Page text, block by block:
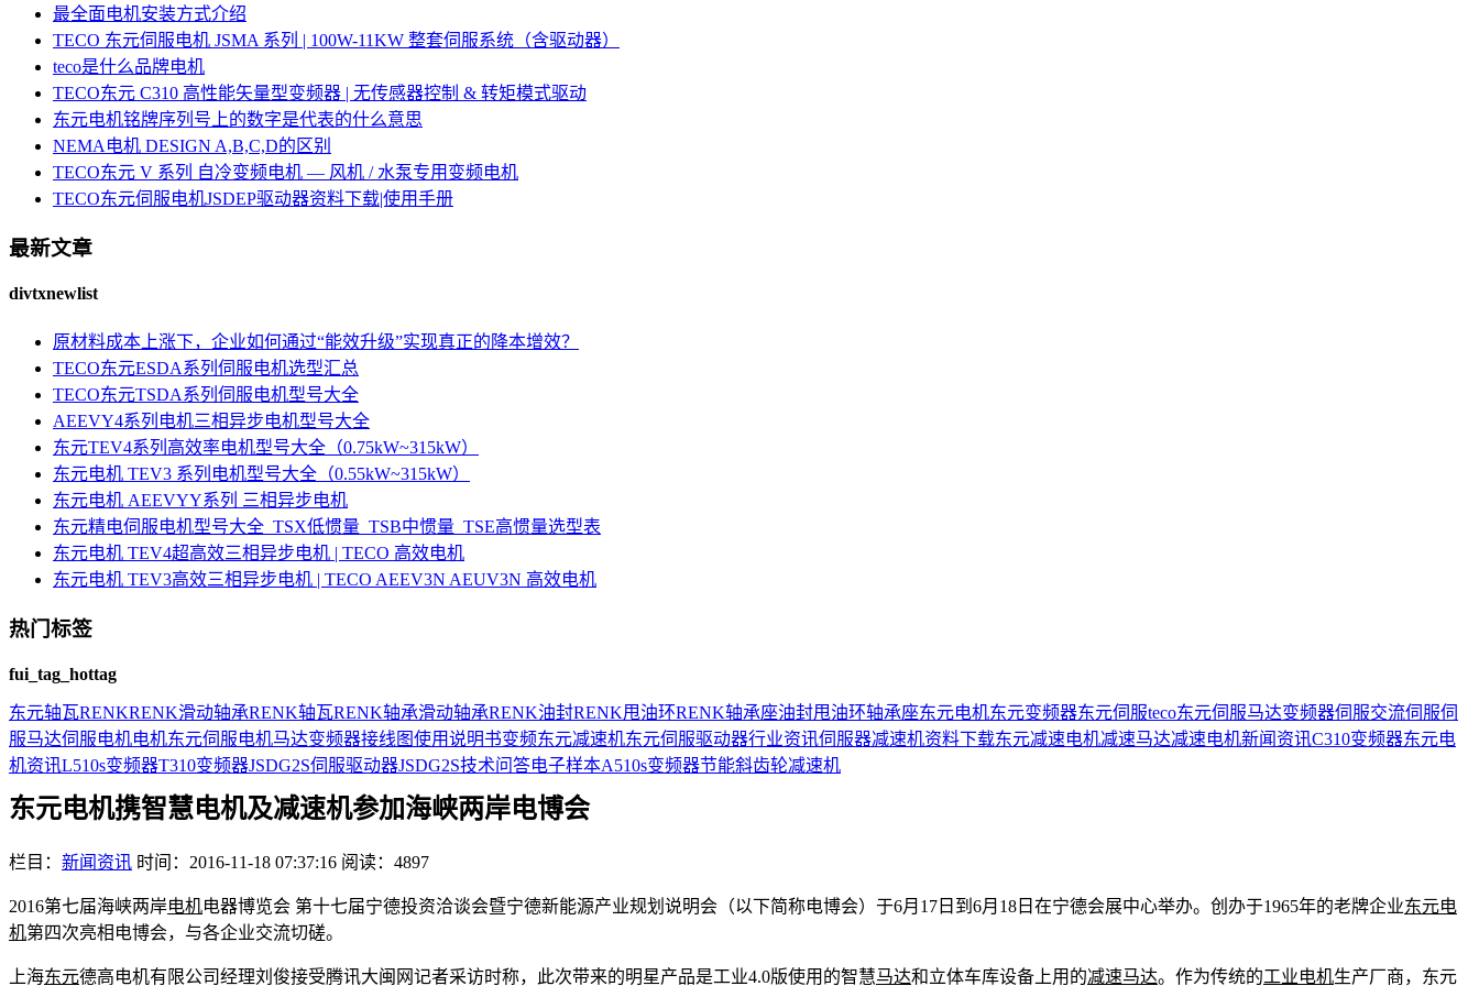
最全面电机安装方式介绍
TECO 东元伺服电机 JSMA 系列 | 100W-11KW 整套伺服系统（含驱动器）
teco是什么品牌电机
TECO东元 C310 高性能矢量型变频器 | 无传感器控制 & 转矩模式驱动
东元电机铭牌序列号上的数字是代表的什么意思
NEMA电机 DESIGN A,B,C,D的区别
TECO东元 V 系列 自冷变频电机 — 风机 / 水泵专用变频电机
TECO东元伺服电机JSDEP驱动器资料下载|使用手册
最新文章
divtxnewlist
原材料成本上涨下，企业如何通过“能效升级”实现真正的降本增效？
TECO东元ESDA系列伺服电机选型汇总
TECO东元TSDA系列伺服电机型号大全
AEEVY4系列电机三相异步电机型号大全
东元TEV4系列高效率电机型号大全（0.75kW~315kW）
东元电机 TEV3 系列电机型号大全（0.55kW~315kW）
东元电机 AEEVYY系列 三相异步电机
东元精电伺服电机型号大全_TSX低惯量_TSB中惯量_TSE高惯量选型表
东元电机 TEV4超高效三相异步电机 | TECO 高效电机
东元电机 TEV3高效三相异步电机 | TECO AEEV3N AEUV3N 高效电机
热门标签
fui_tag_hottag
东元轴瓦RENKRENK滑动轴承RENK轴瓦RENK轴承滑动轴承RENK油封RENK甩油环RENK轴承座油封甩油环轴承座东元电机东元变频器东元伺服teco东元伺服马达变频器伺服交流伺服伺
服马达伺服电机电机东元伺服电机马达变频器接线图使用说明书变频东元减速机东元伺服驱动器行业资讯伺服器减速机资料下载东元减速电机减速马达减速电机新闻资讯C310变频器东元电
机资讯L510s变频器T310变频器JSDG2S伺服驱动器JSDG2S技术问答电子样本A510s变频器节能斜齿轮减速机
东元电机携智慧电机及减速机参加海峡两岸电博会
栏目： 新闻资讯 时间：2016-11-18 07:37:16 阅读：4897
2016第七届海峡两岸电机电器博览会 第十七届宁德投资洽谈会暨宁德新能源产业规划说明会（以下简称电博会）于6月17日到6月18日在宁德会展中心举办。创办于1965年的老牌企业东元电
机第四次亮相电博会，与各企业交流切磋。
上海东元德高电机有限公司经理刘俊接受腾讯大闽网记者采访时称，此次带来的明星产品是工业4.0版使用的智慧马达和立体车库设备上用的减速马达。作为传统的工业电机生产厂商，东元